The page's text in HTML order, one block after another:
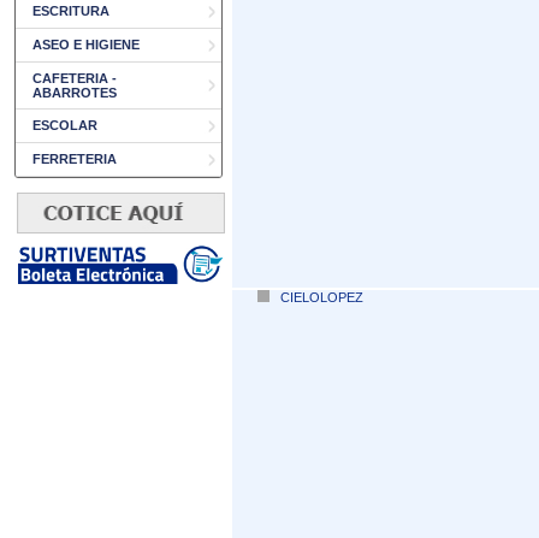
ESCRITURA
ASEO E HIGIENE
CAFETERIA -
ABARROTES
ESCOLAR
FERRETERIA
CIELOLOPEZ